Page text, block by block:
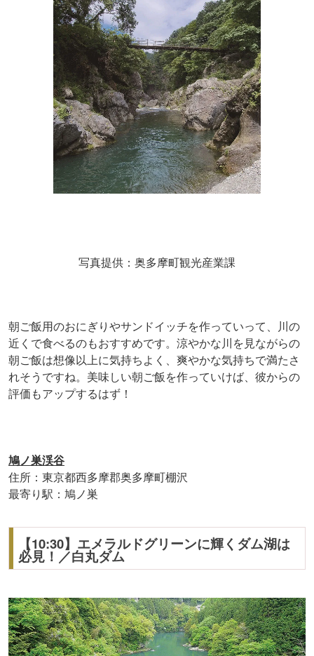
写真提供：奥多摩町観光産業課
朝ご飯用のおにぎりやサンドイッチを作っていって、川の
近くで食べるのもおすすめです。涼やかな川を見ながらの
朝ご飯は想像以上に気持ちよく、爽やかな気持ちで満たさ
れそうですね。美味しい朝ご飯を作っていけば、彼からの
評価もアップするはず！
鳩ノ巣渓谷
住所：東京都西多摩郡奥多摩町棚沢
最寄り駅：鳩ノ巣
【10:30】エメラルドグリーンに輝くダム湖は
必見！／白丸ダム